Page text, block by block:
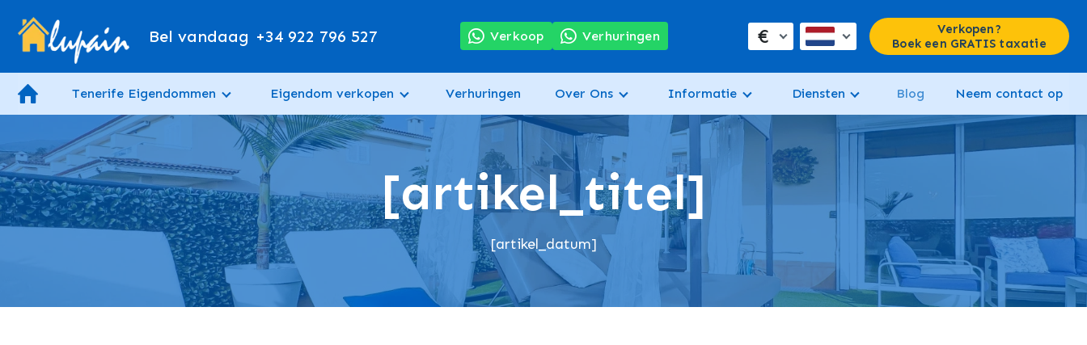
Bel vandaag +34 922 796 527 Verkoop Verhuringen €
Verkopen?
Boek een GRATIS taxatie
Tenerife Eigendommen Eigendom verkopen Verhuringen Over Ons Informatie Diensten Blog Neem contact op
[artikel_titel]
[artikel_datum]